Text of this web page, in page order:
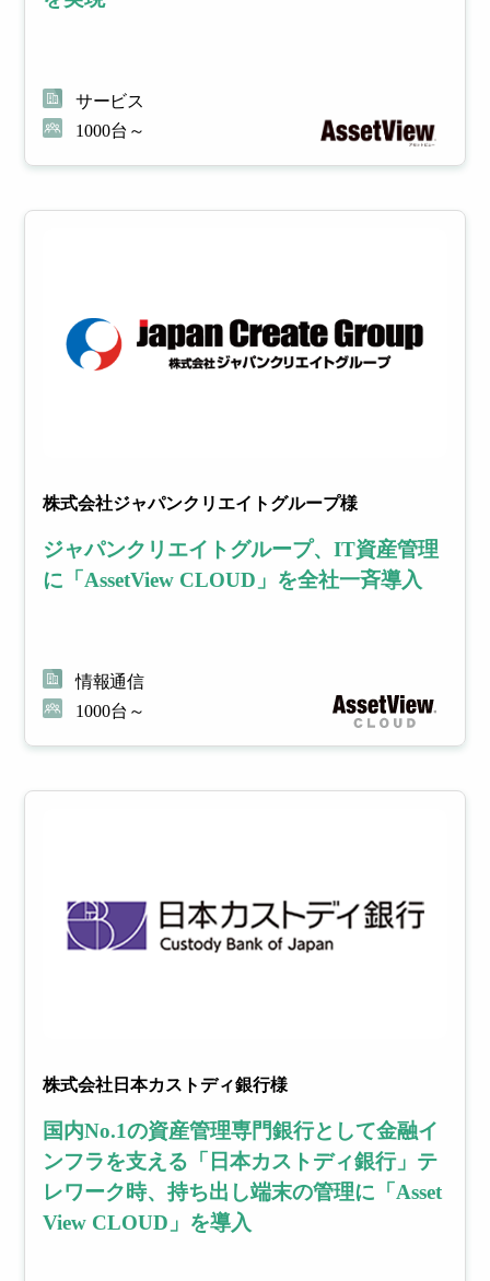
サービス
1000台～
株式会社ジャパンクリエイトグループ様
ジャパンクリエイトグループ、IT資産管理
に「AssetView CLOUD」を全社一斉導入
情報通信
1000台～
株式会社日本カストディ銀行様
国内No.1の資産管理専門銀行として金融イ
ンフラを支える「日本カストディ銀行」テ
レワーク時、持ち出し端末の管理に「Asset
View CLOUD」を導入